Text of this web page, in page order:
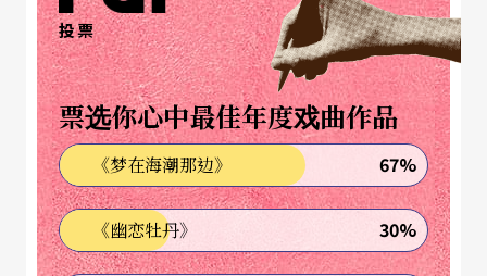
品，乐曲采用筝与弦乐四重奏形式，听众在三个乐
章中，不大可能听得到各乐章的音高素材与潘皇龙
人生中参与过几个重要组织的成立年份的关系，但
却必然可以感受得到弦乐四重奏此一西方重要的室
内乐编制，在加入古筝的弹拨音响及拍打琴身等独
特设计音效后，整个色彩的层次更为丰富多样。作
曲家在该曲中要展示对生命的尊崇和礼赞，和对友
投票
票选你心中最佳年度戏曲作品
《梦在海潮那边》 67%
《幽恋牡丹》 30%